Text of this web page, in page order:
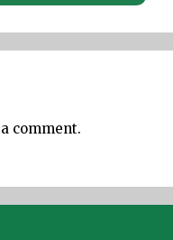
comment.